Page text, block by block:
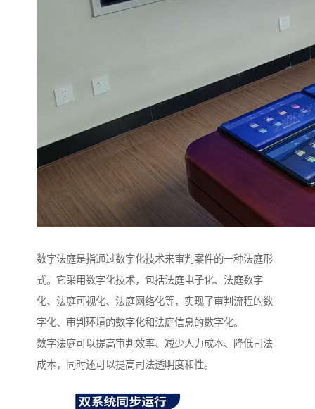
数字法庭是指通过数字化技术来审判案件的一种法庭形
式。它采用数字化技术，包括法庭电子化、法庭数字
化、法庭可视化、法庭网络化等，实现了审判流程的数
字化、审判环境的数字化和法庭信息的数字化。
数字法庭可以提高审判效率、减少人力成本、降低司法
成本，同时还可以提高司法透明度和性。